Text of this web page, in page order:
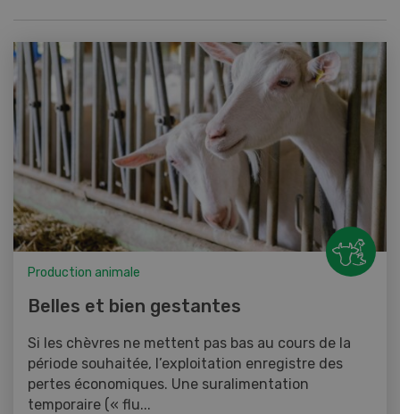
Production animale
Belles et bien gestantes
Si les chèvres ne mettent pas bas au cours de la
période souhaitée, l’exploitation enregistre des
pertes économiques. Une suralimentation
temporaire (« flu...